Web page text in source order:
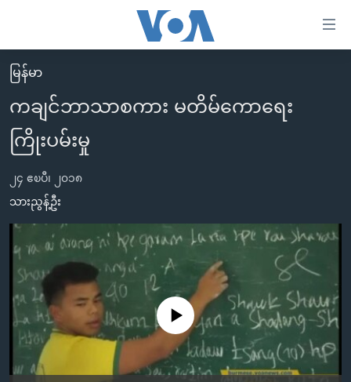
လွယ်ကူ
စေ
သည့်
Link
များ
ပင်မ
အကြောင်းအရာ
ကျော်
ကြည့်
ပင်မ
ညွန်း
မူလစာမျက်နှာ
မြန်မာ
ကမ္ဘာ့သတင်းများ
အမေရိကန်
တရုတ်
အစ္စရေး-ပါလက်စတိုင်း
သတင်းလွတ်လပ်ခွင့်
ရပ်ဝန်းတခု လမ်းတခု အလွန်
အင်္ဂလိပ်စာလေ့လာမယ်
အမေရိကန်သုံးအီဒီယံ
မကြေးမုံရဲ့ အင်္ဂလိပ်စာ
ရုပ်ရှင်ထဲက အင်္ဂလိပ်စာ
သုတပဒေသာ အင်္ဂလိပ်စာ
အပတ်စဉ်ကဏ္ဍများ
ရေဒီယို
တီဗွီ
ရေဒီယိုနှင့်ရုပ်သံ အချက်အလက်များ
ရေဒီယို/တီဗွီအစီအစဉ်
Learning English
မြန်မာ
ကချင်ဘာသာစကား မတိမ်ကောရေး
ကြိုးပမ်းမှု
၂၄ ဧၿပီ၊ ၂၀၁၈
သားညွန့်ဦး
No media source currently available